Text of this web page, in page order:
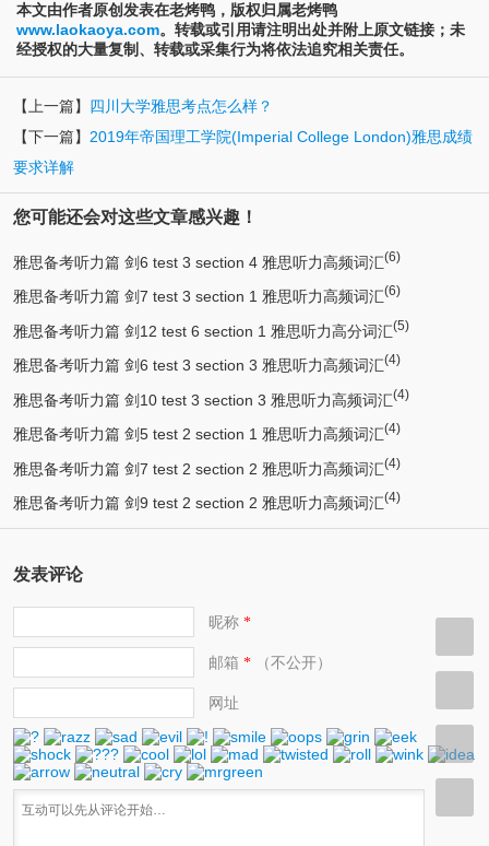
本文由作者原创发表在老烤鸭，版权归属老烤鸭
www.laokaoya.com。转载或引用请注明出处并附上原文链接；未
经授权的大量复制、转载或采集行为将依法追究相关责任。
【上一篇】 四川大学雅思考点怎么样？
【下一篇】 2019年帝国理工学院(Imperial College London)雅思成绩
要求详解
您可能还会对这些文章感兴趣！
雅思备考听力篇 剑6 test 3 section 4 雅思听力高频词汇(6)
雅思备考听力篇 剑7 test 3 section 1 雅思听力高频词汇(6)
雅思备考听力篇 剑12 test 6 section 1 雅思听力高分词汇(5)
雅思备考听力篇 剑6 test 3 section 3 雅思听力高频词汇(4)
雅思备考听力篇 剑10 test 3 section 3 雅思听力高频词汇(4)
雅思备考听力篇 剑5 test 2 section 1 雅思听力高频词汇(4)
雅思备考听力篇 剑7 test 2 section 2 雅思听力高频词汇(4)
雅思备考听力篇 剑9 test 2 section 2 雅思听力高频词汇(4)
发表评论
昵称*
邮箱 *（不公开）
网址